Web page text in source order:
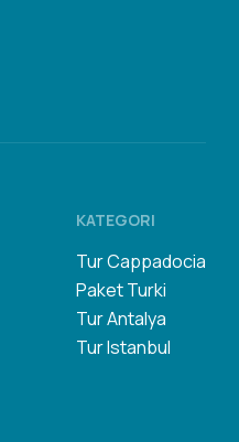
KATEGORI
Tur Cappadocia
Paket Turki
Tur Antalya
Tur Istanbul